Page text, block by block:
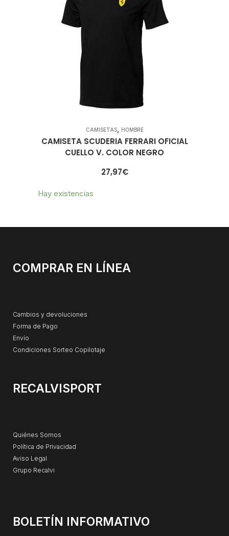
CAMISETAS, HOMBRE
CAMISETA SCUDERIA FERRARI OFICIAL
CUELLO V. COLOR NEGRO
27,97€
Hay existencias
COMPRAR EN LÍNEA
Cambios y devoluciones
Forma de Pago
Envío
Condiciones Sorteo Copilotaje
RECALVISPORT
Quiénes Somos
Política de Privacidad
Aviso Legal
Grupo Recalvi
BOLETÍN INFORMATIVO